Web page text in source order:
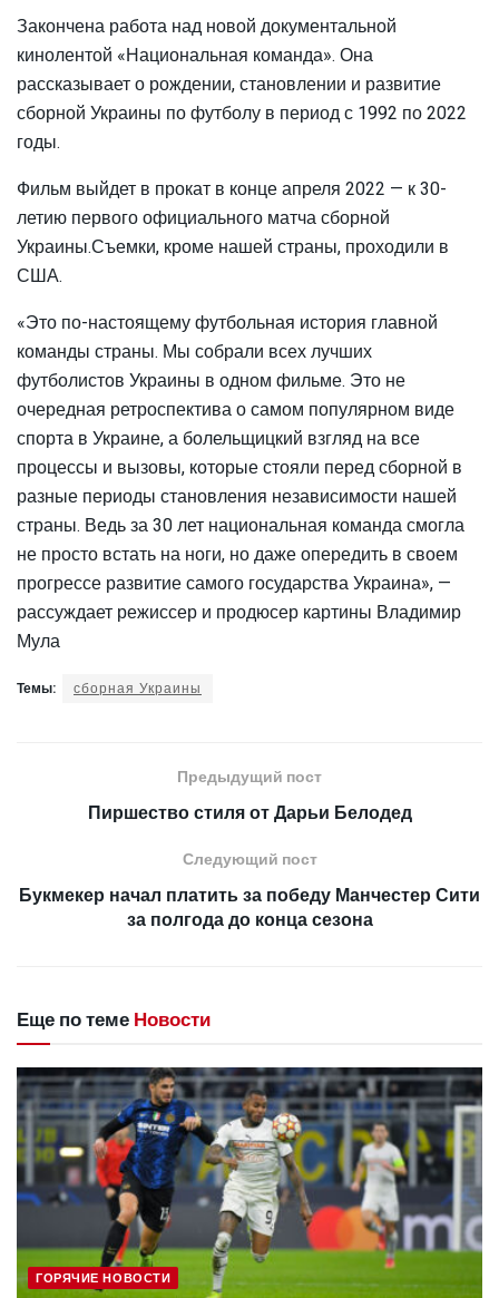
Закончена работа над новой документальной
кинолентой «Национальная команда». Она
рассказывает о рождении, становлении и развитие
сборной Украины по футболу в период с 1992 по 2022
годы.
Фильм выйдет в прокат в конце апреля 2022 — к 30-
летию первого официального матча сборной
Украины.Съемки, кроме нашей страны, проходили в
США.
«Это по-настоящему футбольная история главной
команды страны. Мы собрали всех лучших
футболистов Украины в одном фильме. Это не
очередная ретроспектива о самом популярном виде
спорта в Украине, а болельщицкий взгляд на все
процессы и вызовы, которые стояли перед сборной в
разные периоды становления независимости нашей
страны. Ведь за 30 лет национальная команда смогла
не просто встать на ноги, но даже опередить в своем
прогрессе развитие самого государства Украина», —
рассуждает режиссер и продюсер картины Владимир
Мула
Темы: сборная Украины
Предыдущий пост
Пиршество стиля от Дарьи Белодед
Следующий пост
Букмекер начал платить за победу Манчестер Сити
за полгода до конца сезона
Еще по теме Новости
ГОРЯЧИЕ НОВОСТИ